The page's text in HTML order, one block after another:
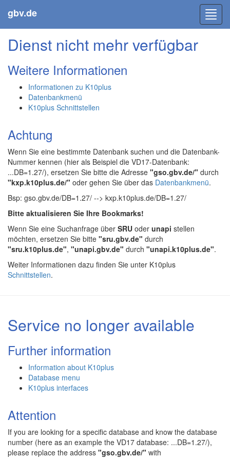
gbv.de
Dienst nicht mehr verfügbar
Weitere Informationen
Informationen zu K10plus
Datenbankmenü
K10plus Schnittstellen
Achtung
Wenn Sie eine bestimmte Datenbank suchen und die Datenbank-
Nummer kennen (hier als Beispiel die VD17-Datenbank:
...DB=1.27/), ersetzen Sie bitte die Adresse "gso.gbv.de/" durch
"kxp.k10plus.de/" oder gehen Sie über das Datenbankmenü.
Bsp: gso.gbv.de/DB=1.27/ --> kxp.k10plus.de/DB=1.27/
Bitte aktualisieren Sie Ihre Bookmarks!
Wenn Sie eine Suchanfrage über SRU oder unapi stellen
möchten, ersetzen Sie bitte "sru.gbv.de" durch
"sru.k10plus.de", "unapi.gbv.de" durch "unapi.k10plus.de".
Weiter Informationen dazu finden Sie unter K10plus
Schnittstellen.
Service no longer available
Further information
Information about K10plus
Database menu
K10plus interfaces
Attention
If you are looking for a specific database and know the database
number (here as an example the VD17 database: ...DB=1.27/),
please replace the address "gso.gbv.de/" with